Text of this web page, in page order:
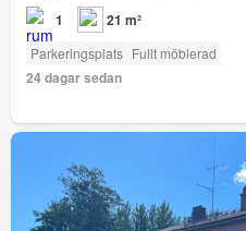
1 21 m²
Parkeringsplats Fullt möblerad
24 dagar sedan